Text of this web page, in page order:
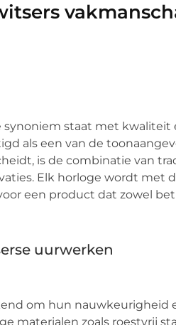
synoniem staat met kwaliteit
als een van de
is de combinatie van
Elk horloge wordt met
een product dat zowel
uurwerken
om hun nauwkeurigheid
materialen zoals roestvrij